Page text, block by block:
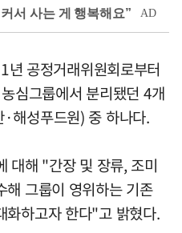
공정거래위원회로부터
심그룹에서 분리됐던 4개
해성푸드원) 중 하나다.
대해 "간장 및 장류, 조미
해 그룹이 영위하는 기존
화하고자 한다"고 밝혔다.